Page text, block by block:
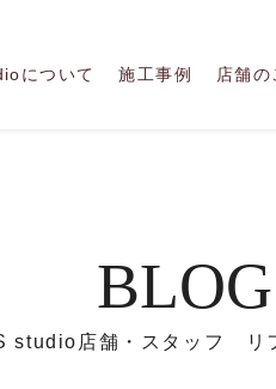
について 施工事例 店舗の
BLOG
studio店舗・スタッフ リ